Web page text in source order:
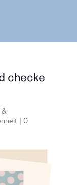
checke
| 0